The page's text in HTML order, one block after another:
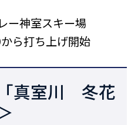
ー神室スキー場
ら打ち上げ開始
真室川 冬花